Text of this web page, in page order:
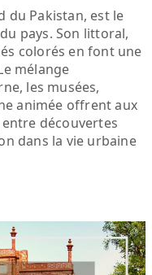
du Pakistan, est le
pays. Son littoral,
colorés en font une
mélange
les musées,
animée offrent aux
découvertes
dans la vie urbaine